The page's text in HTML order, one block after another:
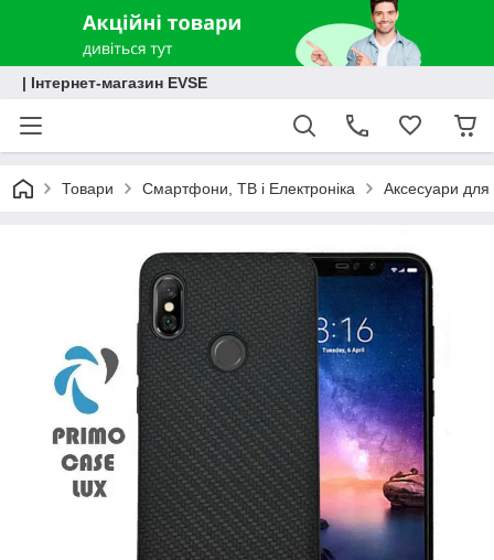
| Інтернет-магазин EVSE
Товари Смартфони, ТВ і Електроніка Аксесуари для